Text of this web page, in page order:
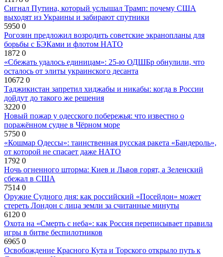
Сигнал Путина, который услышал Трамп: почему США
выходят из Украины и забирают спутники
5950 0
Рогозин предложил возродить советские экранопланы для
борьбы с БЭКами и флотом НАТО
1872 0
«Сбежать удалось единицам»: 25-ю ОДШБр обнулили, что
осталось от элиты украинского десанта
10672 0
Таджикистан запретил хиджабы и никабы: когда в России
дойдут до такого же решения
3220 0
Новый пожар у одесского побережья: что известно о
поражённом судне в Чёрном море
5750 0
«Кошмар Одессы»: таинственная русская ракета «Бандероль»,
от которой не спасает даже НАТО
1792 0
Ночь огненного шторма: Киев и Львов горят, а Зеленский
сбежал в США
7514 0
Оружие Судного дня: как российский «Посейдон» может
стереть Лондон с лица земли за считанные минуты
6120 0
Охота на «Смерть с неба»: как Россия переписывает правила
игры в битве беспилотников
6965 0
Освобождение Красного Кута и Торского открыло путь к